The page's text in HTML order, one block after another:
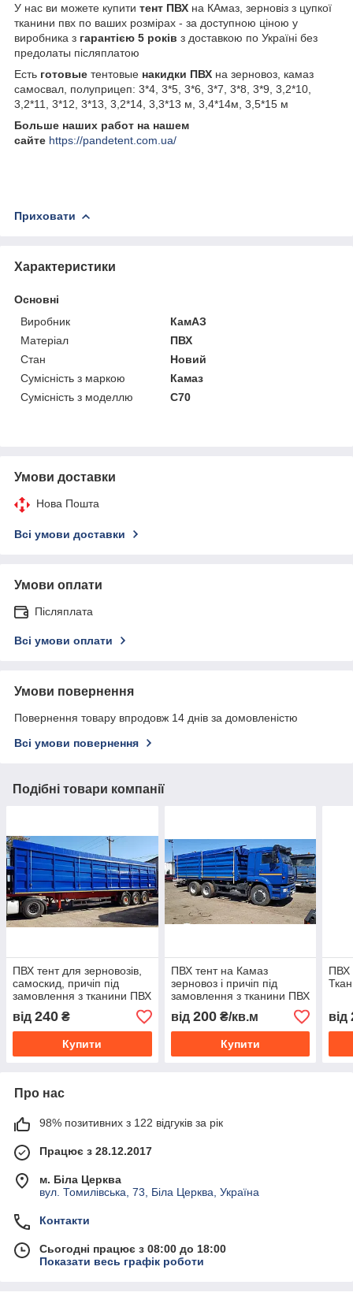
У нас ви можете купити тент ПВХ на КАмаз, зерновіз з цупкої
тканини пвх по ваших розмірах - за доступною ціною у
виробника з гарантією 5 років з доставкою по Україні без
предолаты післяплатою
Есть готовые тентовые накидки ПВХ на зерновоз, камаз
самосвал, полуприцеп: 3*4, 3*5, 3*6, 3*7, 3*8, 3*9, 3,2*10,
3,2*11, 3*12, 3*13, 3,2*14, 3,3*13 м, 3,4*14м, 3,5*15 м
Больше наших работ на нашем
сайте https://pandetent.com.ua/
Приховати
Характеристики
Основні
Виробник
КамАЗ
Матеріал
ПВХ
Стан
Новий
Сумісність з маркою
Камаз
Сумісність з моделлю
C70
Умови доставки
Нова Пошта
Всі умови доставки
Умови оплати
Післяплата
Всі умови оплати
Умови повернення
Повернення товару впродовж 14 днів за домовленістю
Всі умови повернення
Подібні товари компанії
ПВХ тент для зерновозів,
самоскид, причіп під
замовлення з тканини ПВХ
від 240 ₴
Купити
ПВХ тент на Камаз
зерновоз і причіп під
замовлення з тканини ПВХ
від 200₴/кв.м
Купити
ПВХ
від
Про нас
98% позитивних з 122 відгуків за рік
Працює з 28.12.2017
м. Біла Церква
вул. Томилівська, 73, Біла Церква, Україна
Контакти
Сьогодні працює з 08:00 до 18:00
Показати весь графік роботи